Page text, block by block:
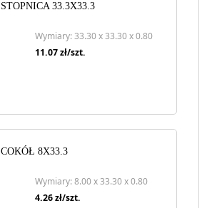
33.3X33.3
Wymiary: 33.30 x 33.30 x 0.80
11.07zł/szt.
8X33.3
Wymiary: 8.00 x 33.30 x 0.80
4.26zł/szt.